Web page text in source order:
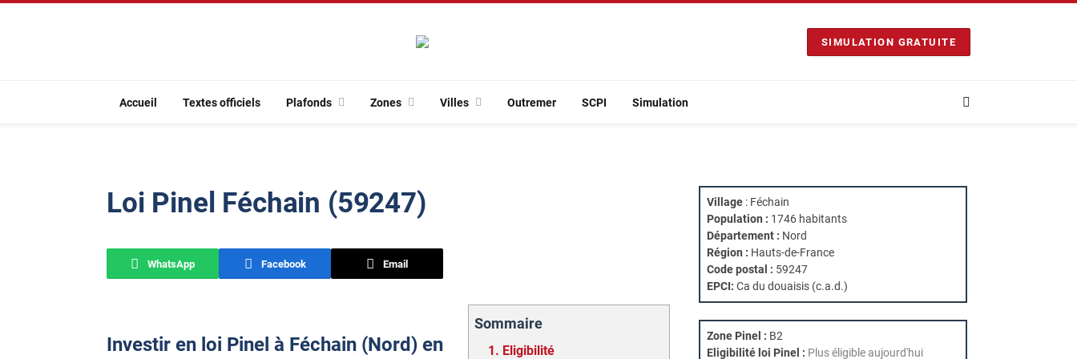
SIMULATION GRATUITE
Accueil Textes officiels Plafonds Zones Villes Outremer SCPI Simulation
Loi Pinel Féchain (59247)
WhatsApp Facebook Email
Sommaire
1. Eligibilité
Investir en loi Pinel à Féchain (Nord) en
Village : Féchain
Population : 1746 habitants
Département : Nord
Région : Hauts-de-France
Code postal : 59247
EPCI: Ca du douaisis (c.a.d.)
Zone Pinel : B2
Eligibilité loi Pinel : Plus éligible aujourd'hui